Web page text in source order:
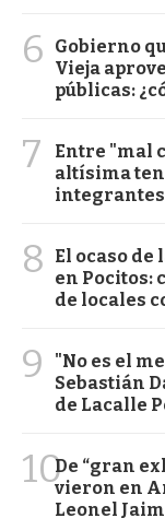
6
Gobierno
Vieja
públicas:
7
Entre "mal
altísima
8
El ocaso de
en Pocitos:
de locales
9
"No es el
Sebastián
de Lacalle
10De “gran
vieron en
Leonel